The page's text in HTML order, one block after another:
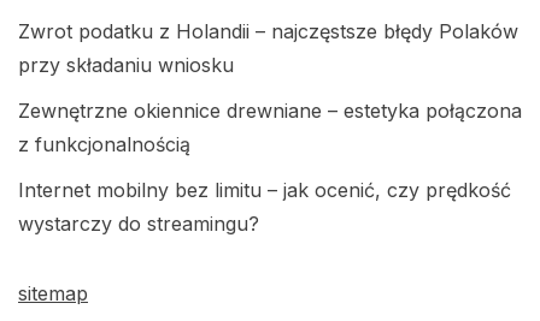
Zwrot podatku z Holandii – najczęstsze błędy Polaków
przy składaniu wniosku
Zewnętrzne okiennice drewniane – estetyka połączona
z funkcjonalnością
Internet mobilny bez limitu – jak ocenić, czy prędkość
wystarczy do streamingu?
sitemap